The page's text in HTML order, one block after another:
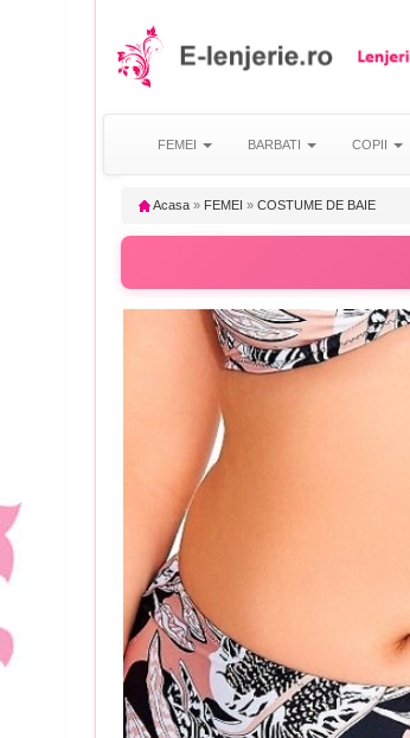
FEMEI BARBATI COPII
Acasa » FEMEI » COSTUME DE BAIE